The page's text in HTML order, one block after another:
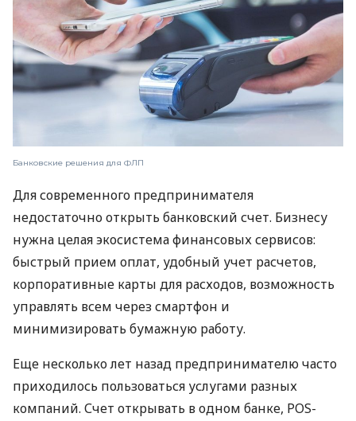
Банковские решения для ФЛП
Для современного предпринимателя
недостаточно открыть банковский счет. Бизнесу
нужна целая экосистема финансовых сервисов:
быстрый прием оплат, удобный учет расчетов,
корпоративные карты для расходов, возможность
управлять всем через смартфон и
минимизировать бумажную работу.
Еще несколько лет назад предпринимателю часто
приходилось пользоваться услугами разных
компаний. Счет открывать в одном банке, POS-